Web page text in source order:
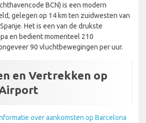
BCN) is een modern
gelegen op 14 km ten zuidwesten van
Het is een van de drukste
en bedient momenteel 210
90 vluchtbewegingen per uur.
en Vertrekken op
over aankomsten op Barcelona